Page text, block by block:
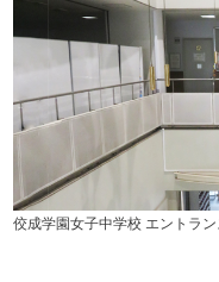
佼成学園女子中学校 エントラン